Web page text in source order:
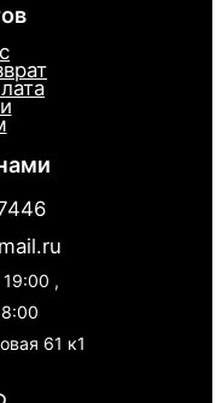
,
61 к1